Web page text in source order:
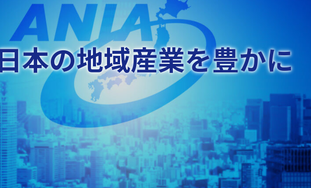
本の地域産業を豊かに